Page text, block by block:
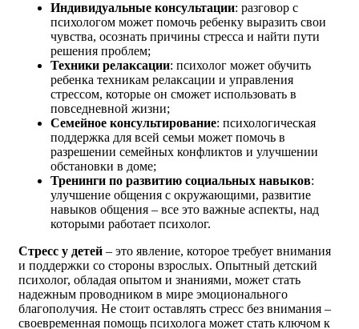
Индивидуальные консультации: разговор с
психологом может помочь ребенку выразить свои
чувства, осознать причины стресса и найти пути
решения проблем;
Техники релаксации: психолог может обучить
ребенка техникам релаксации и управления
стрессом, которые он сможет использовать в
повседневной жизни;
Семейное консультирование: психологическая
поддержка для всей семьи может помочь в
разрешении семейных конфликтов и улучшении
обстановки в доме;
Тренинги по развитию социальных навыков:
улучшение общения с окружающими, развитие
навыков общения – все это важные аспекты, над
которыми работает психолог.
Стресс у детей – это явление, которое требует внимания
и поддержки со стороны взрослых. Опытный детский
психолог, обладая опытом и знаниями, может стать
надежным проводником в мире эмоционального
благополучия. Не стоит оставлять стресс без внимания –
своевременная помощь психолога может стать ключом к